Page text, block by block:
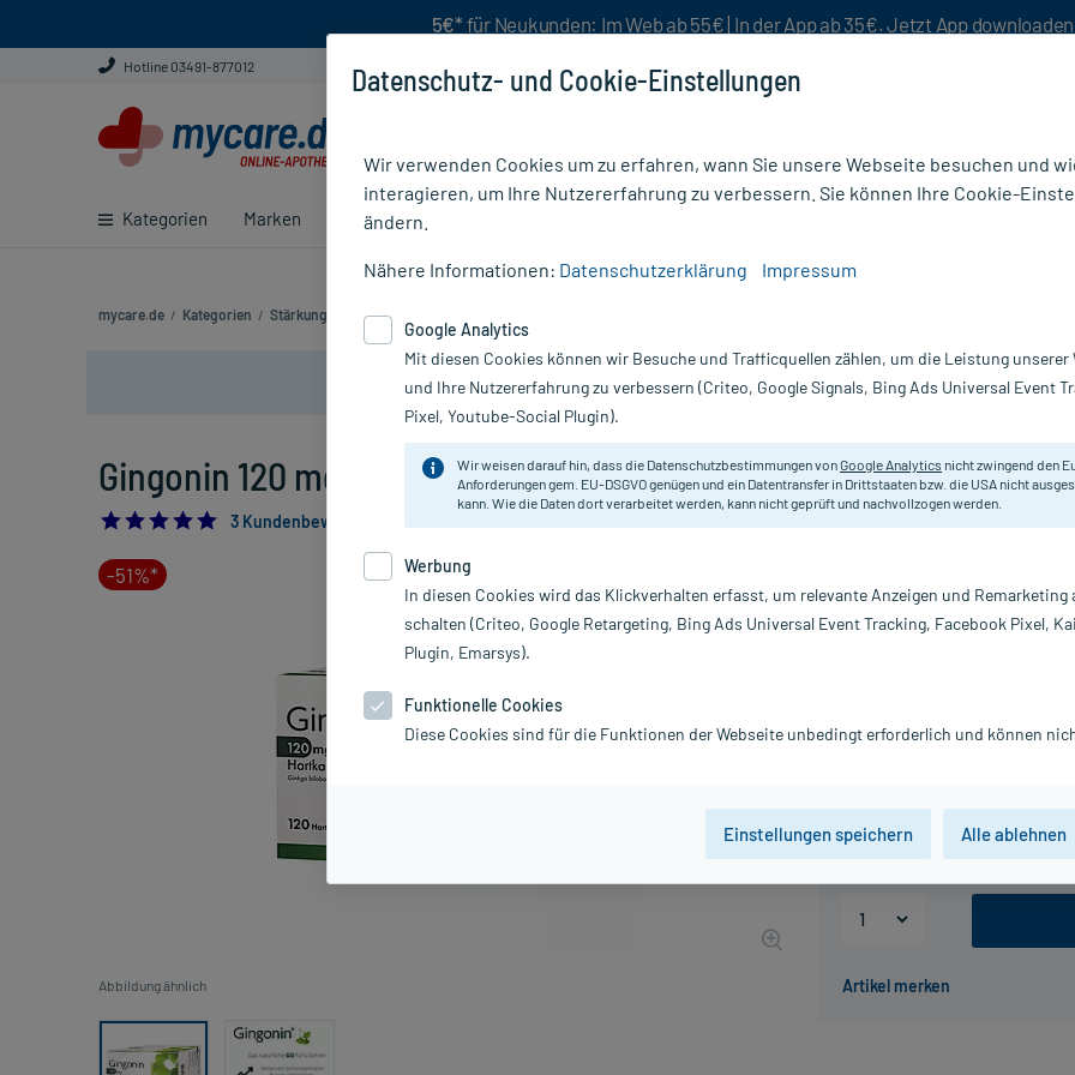
5€* für Neukunden: Im Web ab 55€ | In der App ab 35€. Jetzt App downloaden
Hotline 03491-877012
Kategorien Marken Ratgeber
mycare.de / Kategorien / Stärkung & Konzentration
Nur für kurze Zeit:Gratis-Versand* ab 19€ Mindestbestellwert!
Gingonin 120 mg Hartkapseln, 120 St
5.0
3 Kundenbewertungen*
-51%*
Abbildung ähnlich
inkl. MwSt. Gratis-Versand innerhalb D.
30 St 60 St
Zur Verbesserung einer
bei leichter Demenz.
PZN:
Hersteller:
Datenschutz- und Cookie-Einstellungen
Wir verwenden Cookies um zu erfahren, wann Sie unsere Webseite besuchen und
interagieren, um Ihre Nutzererfahrung zu verbessern. Sie können Ihre Cookie-
ändern.
Nähere Informationen: Datenschutzerklärung Impressum
Google Analytics
Mit diesen Cookies können wir Besuche und Trafficquellen zählen, um die Leistung unserer
und Ihre Nutzererfahrung zu verbessern (Criteo, Google Signals, Bing Ads Universal Event
Pixel, Youtube-Social Plugin).
Wir weisen darauf hin, dass die Datenschutzbestimmungen vonGoogle Analytics nicht zwingend den
Anforderungen gem. EU-DSGVO genügen und ein Datentransfer in Drittstaaten bzw. die USA nicht
kann. Wie die Daten dort verarbeitet werden, kann nicht geprüft und nachvollzogen werden.
Werbung
In diesen Cookies wird das Klickverhalten erfasst, um relevante Anzeigen und Remarketing
schalten (Criteo, Google Retargeting, Bing Ads Universal Event Tracking, Facebook Pixel,
Plugin, Emarsys).
Funktionelle Cookies
Diese Cookies sind für die Funktionen der Webseite unbedingt erforderlich und können
Einstellungen speichern Alle ablehnen